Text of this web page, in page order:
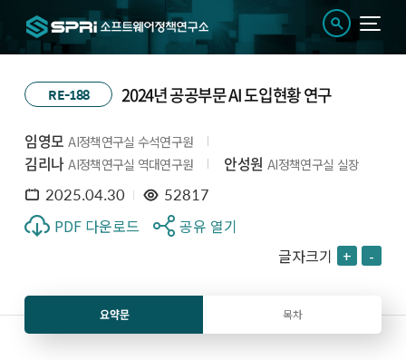
RE-188 2024년 공공부문 AI 도입현황 연구
임영모 AI정책연구실 수석연구원
김리나 AI정책연구실 역대연구원 안성원 AI정책연구실 실장
2025.04.30 52817
PDF 다운로드
공유 열기
글자크기 + -
요약문 목차